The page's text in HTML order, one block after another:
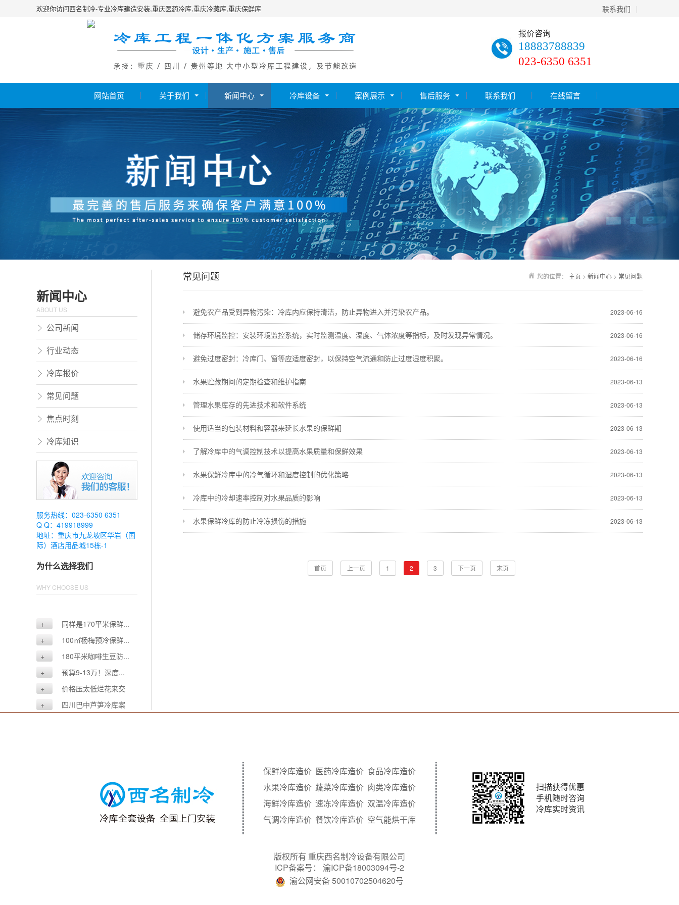
联系我们
欢迎你访问西名制冷-专业冷库建造安装,重庆医药冷库,重庆冷藏库,重庆保鲜库
报价咨询
18883788839
023-6350 6351
网站首页 关于我们 新闻中心 冷库设备 案例展示 售后服务 联系我们 在线留言
新闻中心
ABOUT US
公司新闻
行业动态
冷库报价
常见问题
焦点时刻
冷库知识
服务热线：023-6350 6351
Q Q：419918999
地址：重庆市九龙坡区华岩（国
际）酒店用品城15栋-1
为什么选择我们
WHY CHOOSE US
+
同样是170平米保鲜...
+
100㎡杨梅预冷保鲜...
+
180平米咖啡生豆防...
+
预算9-13万！深度...
+
价格压太低烂花来交
+
四川巴中芦笋冷库案
例...
您的位置： 主页 > 新闻中心 > 常见问题
常见问题
2023-06-16
避免农产品受到异物污染：冷库内应保持清洁，防止异物进入并污染农产品。
2023-06-16
储存环境监控：安装环境监控系统，实时监测温度、湿度、气体浓度等指标，及时发现异常情况。
2023-06-16
避免过度密封：冷库门、窗等应适度密封，以保持空气流通和防止过度湿度积聚。
2023-06-13
水果贮藏期间的定期检查和维护指南
2023-06-13
管理水果库存的先进技术和软件系统
2023-06-13
使用适当的包装材料和容器来延长水果的保鲜期
2023-06-13
了解冷库中的气调控制技术以提高水果质量和保鲜效果
2023-06-13
水果保鲜冷库中的冷气循环和湿度控制的优化策略
2023-06-13
冷库中的冷却速率控制对水果品质的影响
2023-06-13
水果保鲜冷库的防止冷冻损伤的措施
首页 上一页 1 2 3 下一页 末页
保鲜冷库造价 医药冷库造价 食品冷库造价
水果冷库造价 蔬菜冷库造价 肉类冷库造价
海鲜冷库造价 速冻冷库造价 双温冷库造价
气调冷库造价 餐饮冷库造价 空气能烘干库
扫描获得优惠
手机随时咨询
冷库实时资讯
版权所有 重庆西名制冷设备有限公司
ICP备案号： 渝ICP备18003094号-2
渝公网安备 50010702504620号